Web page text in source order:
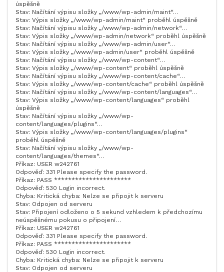
úspěšně
Stav: Načítání výpisu složky „/www/wp-admin/maint“…
Stav: Výpis složky „/www/wp-admin/maint“ proběhl úspěšně
Stav: Načítání výpisu složky „/www/wp-admin/network“…
Stav: Výpis složky „/www/wp-admin/network“ proběhl úspěšně
Stav: Načítání výpisu složky „/www/wp-admin/user“…
Stav: Výpis složky „/www/wp-admin/user“ proběhl úspěšně
Stav: Načítání výpisu složky „/www/wp-content“…
Stav: Výpis složky „/www/wp-content“ proběhl úspěšně
Stav: Načítání výpisu složky „/www/wp-content/cache“…
Stav: Výpis složky „/www/wp-content/cache“ proběhl úspěšně
Stav: Načítání výpisu složky „/www/wp-content/languages“…
Stav: Výpis složky „/www/wp-content/languages“ proběhl
úspěšně
Stav: Načítání výpisu složky „/www/wp-
content/languages/plugins“…
Stav: Výpis složky „/www/wp-content/languages/plugins“
proběhl úspěšně
Stav: Načítání výpisu složky „/www/wp-
content/languages/themes“…
Příkaz: USER w242761
Odpověď: 331 Please specify the password.
Příkaz: PASS **********************
Odpověď: 530 Login incorrect.
Chyba: Kritická chyba: Nelze se připojit k serveru
Stav: Odpojen od serveru
Stav: Připojení odloženo o 5 sekund vzhledem k předchozímu
neúspěšnému pokusu o připojení…
Příkaz: USER w242761
Odpověď: 331 Please specify the password.
Příkaz: PASS **********************
Odpověď: 530 Login incorrect.
Chyba: Kritická chyba: Nelze se připojit k serveru
Stav: Odpojen od serveru